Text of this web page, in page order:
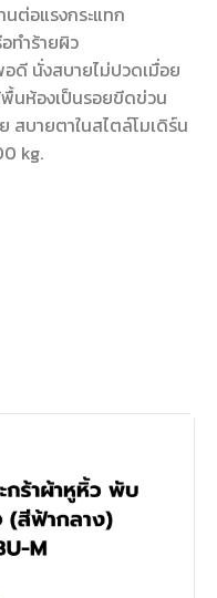
ต่อแรงกระแทก
ทำร้ายผิว
ดี นั่งสบายไม่ปวดเมื่อย
นห้องเป็นรอยขีดข่วน
สบายตาในสไตล์โมเดิร์น
kg.